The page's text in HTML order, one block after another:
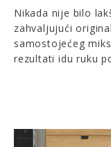
Nikada nije bilo
zahvaljujući
samostojećeg
rezultati idu ruku